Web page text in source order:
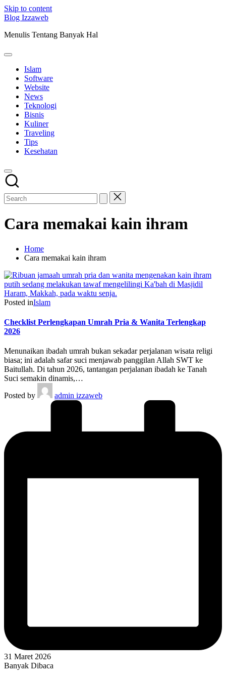
Skip to content
Blog Izzaweb
Menulis Tentang Banyak Hal
Islam
Software
Website
News
Teknologi
Bisnis
Kuliner
Traveling
Tips
Kesehatan
Cara memakai kain ihram
Home
Cara memakai kain ihram
Posted inIslam
Checklist Perlengkapan Umrah Pria & Wanita Terlengkap
2026
Menunaikan ibadah umrah bukan sekadar perjalanan wisata religi
biasa; ini adalah safar suci menjawab panggilan Allah SWT ke
Baitullah. Di tahun 2026, tantangan perjalanan ibadah ke Tanah
Suci semakin dinamis,…
Posted by
admin izzaweb
31 Maret 2026
Banyak Dibaca